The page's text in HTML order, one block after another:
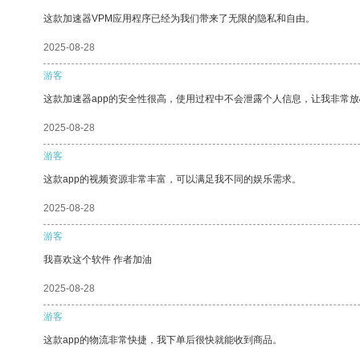
这款加速器VPM应用程序已经为我们带来了无限的隐私和自由。
2025-08-28
游客
这款加速器app的安全性很高，使用过程中不会泄露个人信息，让我非常
2025-08-28
游客
这款app的视频资源非常丰富，可以满足我不同的娱乐需求。
2025-08-28
游客
我喜欢这个软件 作者加油
2025-08-28
游客
这款app的物流非常快捷，我下单后很快就能收到商品。